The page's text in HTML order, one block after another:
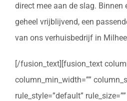
direct mee aan de slag. Binnen
geheel vrijblijvend, een
van ons verhuisbedrijf in
[/fusion_text][fusion_text
column_min_width=””
rule_style=”default”